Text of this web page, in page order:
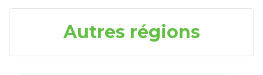
Autres régions